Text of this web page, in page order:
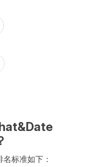
标准如下：